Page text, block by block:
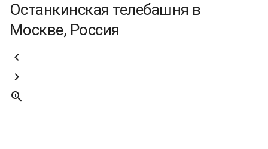
Останкинская телебашня в
Москве, Россия


